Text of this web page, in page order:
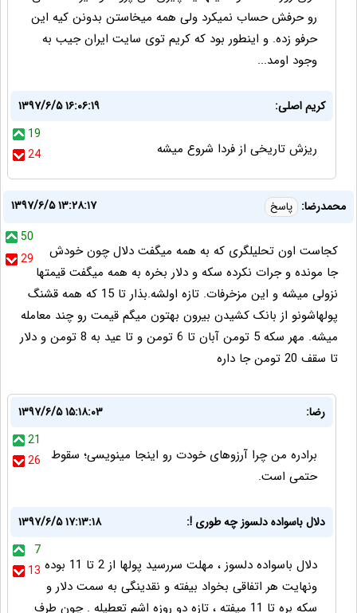
رو حرفش حساب نمیکرد ولی همه میخاستن بدونن کیه این
حرفو زده. و اینطور بود که کریم توی سایت ایران جیب به
وجود اومد...
کریم اصلی:
۱۳۹۷/۶/۵ ۱۶:۰۶:۱۹
19
24
ریزش تاریخی از فردا شروع میشه
محمدرضا: پاسخ
۱۳۹۷/۶/۵ ۱۳:۲۸:۱۷
50
29
کجاست اون تحلیلگری که به همه میگفت دلال چون خودش
جا مونده و جرات نکرده سکه و دلار بخره به همه میگفت قیمتها
نزولی میشه و این مزخرفات. تازه اولشه.بذار تا 15 که همه قشنگ
پولهاشونو از بانک کشیدن بیرون بهتون میگم قیمت رو چند معامله
میشه. مهر سکه 5 تومن آبان تا 6 تومن و تا عید به 8 تومن و دلار
تا سقف 20 تومن جا داره
رضا:
۱۳۹۷/۶/۵ ۱۵:۱۸:۰۳
21
26
برادره من چرا آرزوهای خودت رو اینجا مینویسی؛ سقوط
حتمی است.
دلال باسواده دلسوز چه طوری !:
۱۳۹۷/۶/۵ ۱۷:۱۳:۱۸
7
13 دلال باسواده دلسوز ، مهلت سررسید پولها از 2 تا 11 بوده
ونهایت هر اتفاقی بخواد بیفته و نقدینگی به سمت دلار و
سکه بره تا 11 میفته ، تازه دو روزه اشم تعطیله . چون طرف